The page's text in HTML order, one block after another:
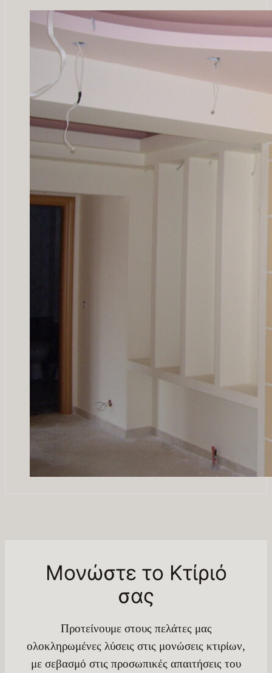
Μονώστε το Κτίριό
σας
Προτείνουμε στους πελάτες μας
ολοκληρωμένες λύσεις στις μονώσεις κτιρίων,
με σεβασμό στις προσωπικές απαιτήσεις του